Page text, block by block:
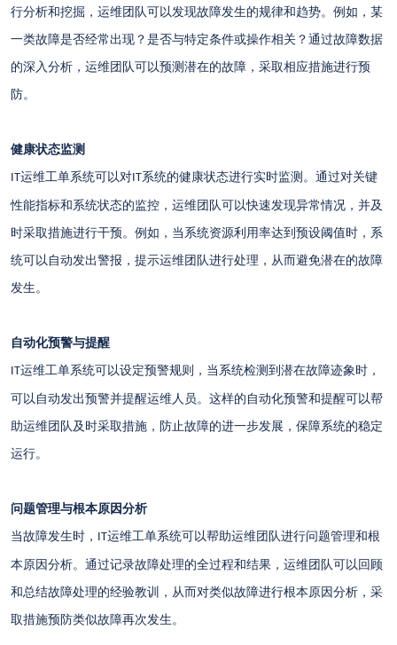
行分析和挖掘，运维团队可以发现故障发生的规律和趋势。例如，某
一类故障是否经常出现？是否与特定条件或操作相关？通过故障数据
的深入分析，运维团队可以预测潜在的故障，采取相应措施进行预
防。
健康状态监测
IT运维工单系统可以对IT系统的健康状态进行实时监测。通过对关键
性能指标和系统状态的监控，运维团队可以快速发现异常情况，并及
时采取措施进行干预。例如，当系统资源利用率达到预设阈值时，系
统可以自动发出警报，提示运维团队进行处理，从而避免潜在的故障
发生。
自动化预警与提醒
IT运维工单系统可以设定预警规则，当系统检测到潜在故障迹象时，
可以自动发出预警并提醒运维人员。这样的自动化预警和提醒可以帮
助运维团队及时采取措施，防止故障的进一步发展，保障系统的稳定
运行。
问题管理与根本原因分析
当故障发生时， IT运维工单系统可以帮助运维团队进行问题管理和根
本原因分析。通过记录故障处理的全过程和结果，运维团队可以回顾
和总结故障处理的经验教训，从而对类似故障进行根本原因分析，采
取措施预防类似故障再次发生。